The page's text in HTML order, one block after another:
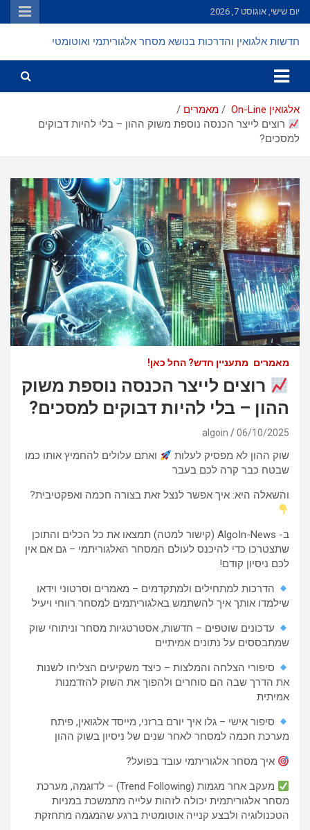
Skip
to
יום שישי, אוגוסט 7, 2026
חדשות אלגואין והדרכות בנושא מסחר אלגוריתמי ואוטומטי
אלגואין On-Line
מאמרים
רוצים לייצר הכנסה נוספת משוק ההון – בלי להיות דבוקים
למסכים?
מאמרים מתעניין חדש? החל כאן!
רוצים לייצר הכנסה נוספת משוק
ההון – בלי להיות דבוקים למסכים?
06/10/2025
algoin
שוק ההון לא מפסיק לעלות
ואתם עלולים להחמיץ אותו כמו
שבטח כבר קרה לכם בעבר
והשאלה היא: איך אפשר לנצל זאת בצורה חכמה ואפקטיבית?
ב- AlgoIn-News (קישור למטה) תמצאו את כל הכלים והתוכן
שתצטרכו כדי להיכנס לעולם המסחר האלגוריתמי – גם אם אין
לכם ניסיון קודם!
הדרכות למתחילים ולמתקדמים – מאמרים וסרטוני וידאו
שילמדו אותך איך להשתמש באלגוריתמים למסחר רווחי ויעיל
עדכונים שוטפים – חדשות, אסטרטגיות מסחר וניתוחי שוק
שמתבססים על נתונים אמיתיים
סיפורי הצלחה והמלצות – כיצד משקיעים הצליחו לשנות
את הדרך שבה הם סוחרים ולהפוך את השוק להזדמנות
אמיתית
סיפור אישי – גלו איך יורם ברזני, מייסד אלגואין, פיתח
מערכת חכמה למסחר לאחר שנים של ניסיון בשוק ההון
איך מסחר אלגוריתמי עובד בפועל?
מעקב אחר מגמות (Trend Following) – לדוגמה, מערכת
מסחר אלגוריתמית יכולה לזהות עלייה מתמשכת במניות
הטכנולוגיה ולבצע קנייה אוטומטית ברגע שהמגמה מתחזקת